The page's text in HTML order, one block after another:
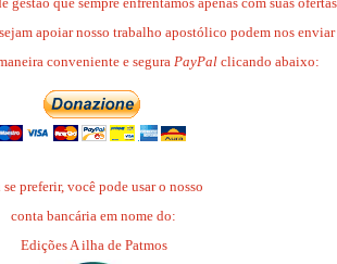
apoiar nosso trabalho apostólico podem nos enviar
conveniente e segura PayPal clicando abaixo:
se preferir, você pode usar o nosso
conta bancária em nome do:
Edições A ilha de Patmos